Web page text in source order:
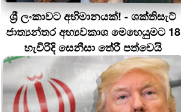
ශ්‍රී ලංකාවට අභිමානයක්! - ශක්තිසැට්
ජාත්‍යන්තර අභ්‍යවකාශ මෙහෙයුමට 18
හැවිරිදි සෙනීසා තේරී පත්වෙයි